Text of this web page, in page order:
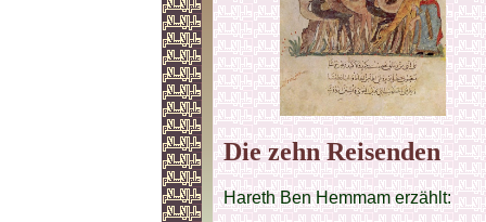
Die zehn Reisenden
Hareth Ben Hemmam erzählt: